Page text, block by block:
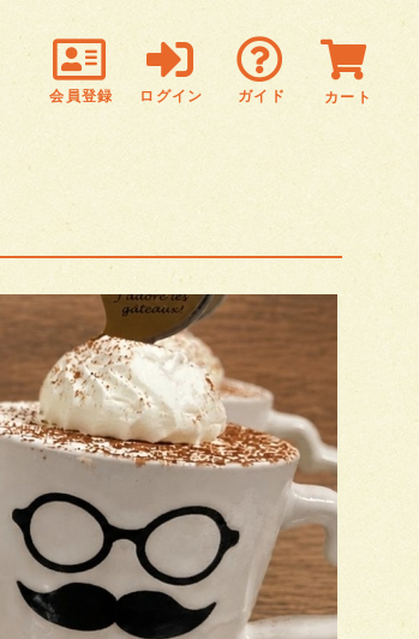
会員登録 ログイン ガイド カート